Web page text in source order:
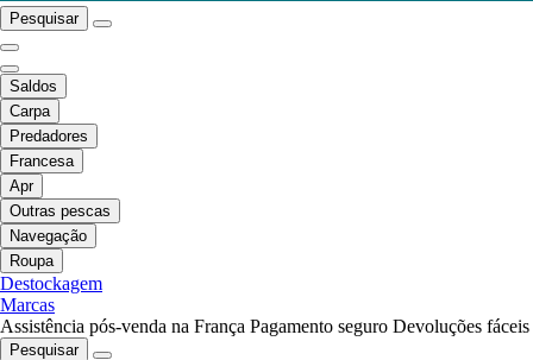
Pesquisar
Saldos
Carpa
Predadores
Francesa
Apr
Outras pescas
Navegação
Roupa
Destockagem
Marcas
Assistência pós-venda na França Pagamento seguro Devoluções fáceis
Pesquisar